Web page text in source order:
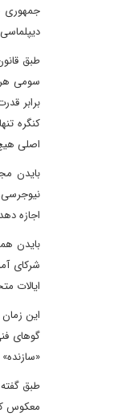
جمهوری
سومی هر
برابر
کنگره
اصلی
بایدن
اجازه
بایدن
شرکای
ایالات
این
گوهای
طبق
معکوس